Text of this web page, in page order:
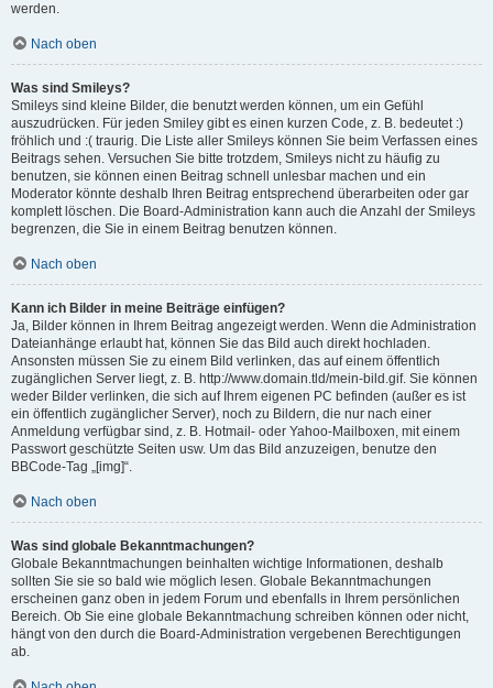
werden.
Nach oben
Was sind Smileys?
Smileys sind kleine Bilder, die benutzt werden können, um ein Gefühl
auszudrücken. Für jeden Smiley gibt es einen kurzen Code, z. B. bedeutet :)
fröhlich und :( traurig. Die Liste aller Smileys können Sie beim Verfassen eines
Beitrags sehen. Versuchen Sie bitte trotzdem, Smileys nicht zu häufig zu
benutzen, sie können einen Beitrag schnell unlesbar machen und ein
Moderator könnte deshalb Ihren Beitrag entsprechend überarbeiten oder gar
komplett löschen. Die Board-Administration kann auch die Anzahl der Smileys
begrenzen, die Sie in einem Beitrag benutzen können.
Nach oben
Kann ich Bilder in meine Beiträge einfügen?
Ja, Bilder können in Ihrem Beitrag angezeigt werden. Wenn die Administration
Dateianhänge erlaubt hat, können Sie das Bild auch direkt hochladen.
Ansonsten müssen Sie zu einem Bild verlinken, das auf einem öffentlich
zugänglichen Server liegt, z. B. http://www.domain.tld/mein-bild.gif. Sie können
weder Bilder verlinken, die sich auf Ihrem eigenen PC befinden (außer es ist
ein öffentlich zugänglicher Server), noch zu Bildern, die nur nach einer
Anmeldung verfügbar sind, z. B. Hotmail- oder Yahoo-Mailboxen, mit einem
Passwort geschützte Seiten usw. Um das Bild anzuzeigen, benutze den
BBCode-Tag „[img]“.
Nach oben
Was sind globale Bekanntmachungen?
Globale Bekanntmachungen beinhalten wichtige Informationen, deshalb
sollten Sie sie so bald wie möglich lesen. Globale Bekanntmachungen
erscheinen ganz oben in jedem Forum und ebenfalls in Ihrem persönlichen
Bereich. Ob Sie eine globale Bekanntmachung schreiben können oder nicht,
hängt von den durch die Board-Administration vergebenen Berechtigungen
ab.